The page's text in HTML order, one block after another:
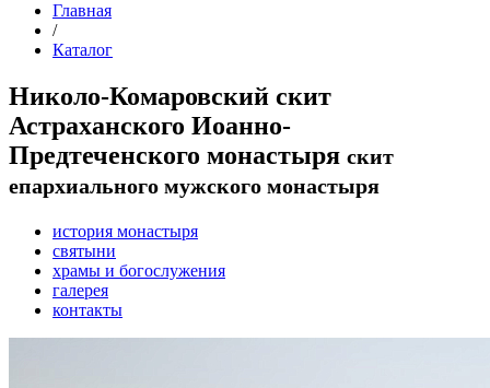
Главная
/
Каталог
Николо-Комаровский скит
Астраханского Иоанно-
Предтеченского монастыря скит
епархиального мужского монастыря
история монастыря
святыни
храмы и богослужения
галерея
контакты